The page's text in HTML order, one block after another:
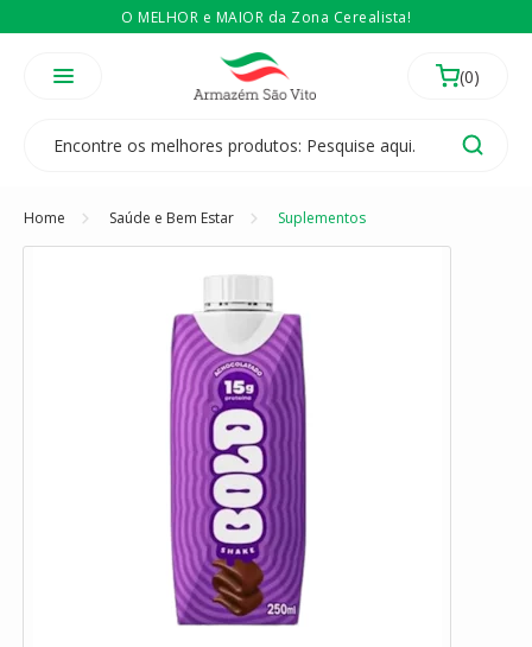
O MELHOR e MAIOR da Zona Cerealista!
Temos 3 lojas físicas na Zona Cerealista de São Paulo!
É revendedor? EntãoCompre no atacado
Home Saúde e Bem Estar Suplementos